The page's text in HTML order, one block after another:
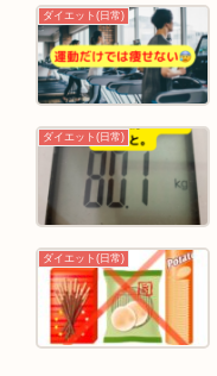
ダイエット(日常)
ダイエット(日常)
ダイエット(日常)